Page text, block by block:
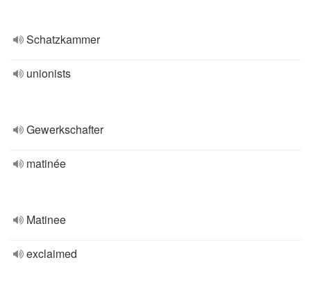
Schatzkammer
unionists
Gewerkschafter
matinée
Matinee
exclaimed